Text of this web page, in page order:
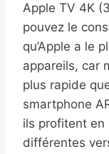
Apple TV 4K
pouvez le
qu’Apple a le
appareils, car
plus rapide
smartphone
ils profitent en
différentes